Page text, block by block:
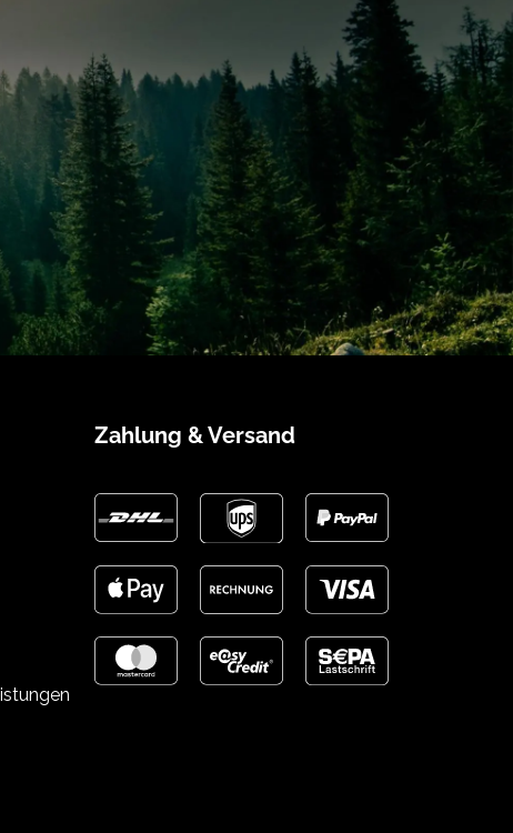
Zahlung & Versand